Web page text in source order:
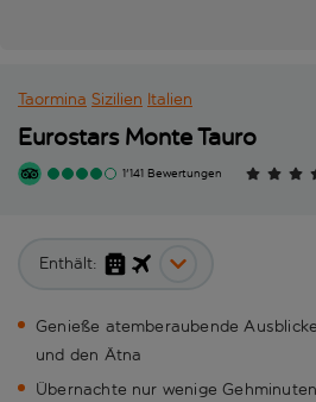
Taormina Sizilien Italien
Eurostars Monte Tauro
1'141 Bewertungen
Enthält:
Genieße atemberaubende
und den Ätna
Übernachte nur wenige